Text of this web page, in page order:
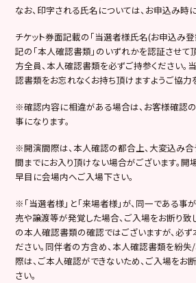
なお、印字される氏名については、お申込み時
チケット券面記載の「当選者様氏名(お申込み
記の「本人確認書類」のいずれかを認証させて
方全員、本人確認書類を必ずご持参ください。
認書類をお忘れなくお持ち頂けますようご協力
※確認内容に相違がある場合は、お客様確認の
事になります。
※開演間際は、本人確認の都合上、大変込み
間までにお入り頂けない場合がございます。開
早目に会場内へご入場下さい。
※ 「当選者様」と「来場者様」が、同一である事
売や譲渡等が発覚した場合、ご入場をお断り致
の本人確認書類の確認ではございますが、必
ださい。同伴者の方含め、本人確認書類を紛失/
際は、ご本人確認ができないため、ご入場をお
さい。